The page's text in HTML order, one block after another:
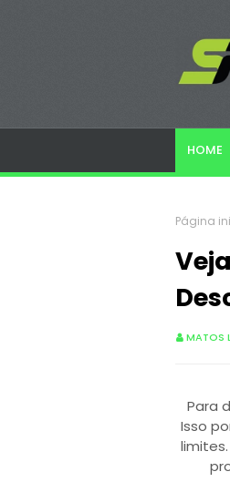
HOME
Página
MATOS
Para
Isso